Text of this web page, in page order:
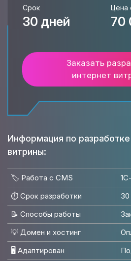
Срок
30 дней
Цена
70
Заказать
интернет
Информация по
витрины:
🏷️ Работа с CMS
⏱️ Срок разработки
📝 Способы работы
💡 Домен и хостинг
🖥 Адаптирован